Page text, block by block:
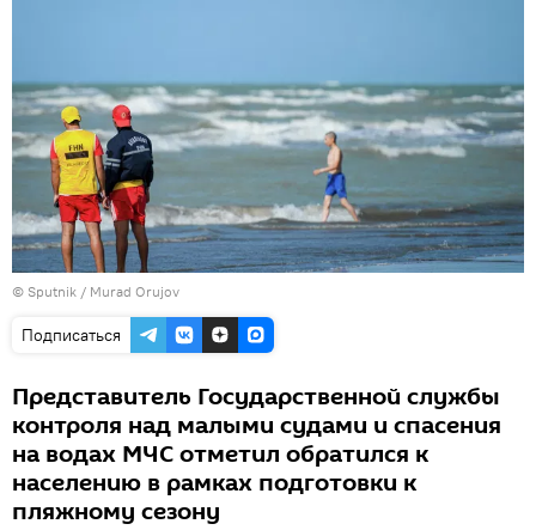
© Sputnik / Murad Orujov
Подписаться
Представитель Государственной службы
контроля над малыми судами и спасения
на водах МЧС отметил обратился к
населению в рамках подготовки к
пляжному сезону